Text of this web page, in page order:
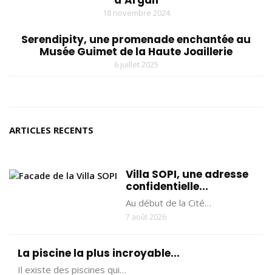
18 novembre 2024
Serendipity, une promenade enchantée au
Musée Guimet de la Haute Joaillerie
6 juillet 2025
ARTICLES RECENTS
Villa SOPI, une adresse
confidentielle...
Au début de la Cité…
7 août 2026
La piscine la plus incroyable...
Il existe des piscines qui…